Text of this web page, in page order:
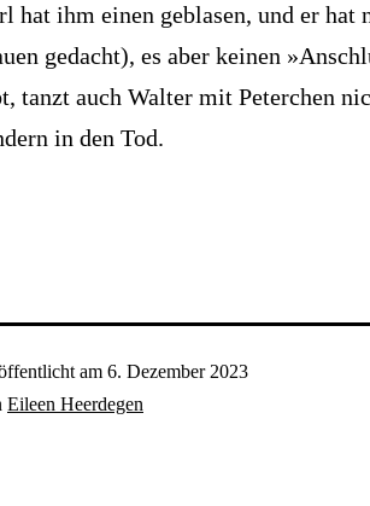
hat ihm einen geblasen, und er hat
gedacht), es aber keinen
tanzt auch Walter mit ­Peterchen
in den Tod.
am 6. Dezember 2023
Eileen Heerdegen